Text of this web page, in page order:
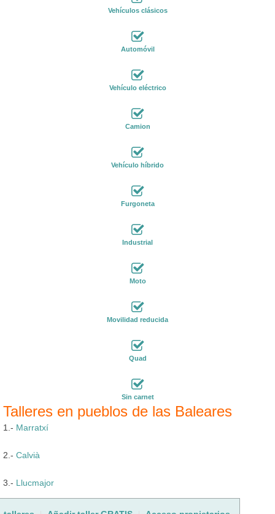
Vehículos clásicos
Automóvil
Vehículo eléctrico
Camion
Vehículo híbrido
Furgoneta
Industrial
Moto
Movilidad reducida
Quad
Sin carnet
Talleres en pueblos de las Baleares
1.- Marratxí
2.- Calvià
3.- Llucmajor